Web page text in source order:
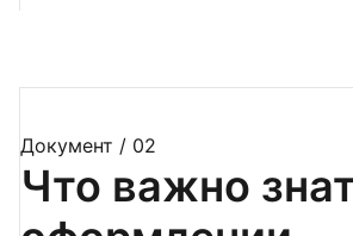
Документ / 02
Что важно